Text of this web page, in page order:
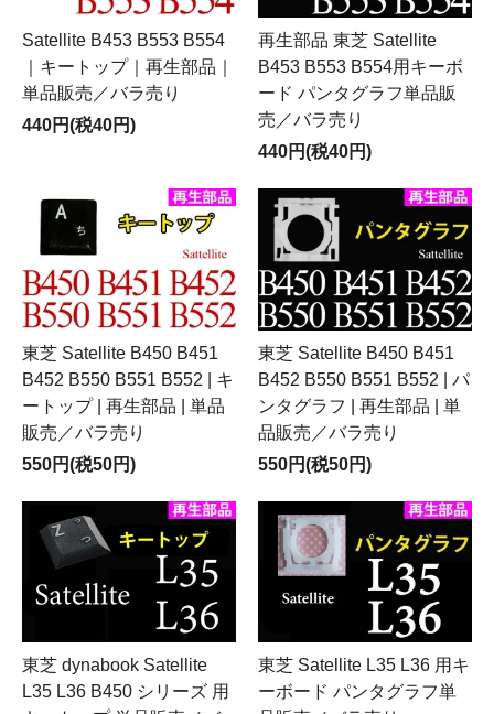
Satellite B453 B553 B554
｜キートップ｜再生部品｜
単品販売／バラ売り
440円(税40円)
再生部品 東芝 Satellite
B453 B553 B554用キーボ
ード パンタグラフ単品販
売／バラ売り
440円(税40円)
東芝 Satellite B450 B451
B452 B550 B551 B552 | キ
ートップ | 再生部品 | 単品
販売／バラ売り
550円(税50円)
東芝 Satellite B450 B451
B452 B550 B551 B552 | パ
ンタグラフ | 再生部品 | 単
品販売／バラ売り
550円(税50円)
東芝 dynabook Satellite
L35 L36 B450 シリーズ 用
東芝 Satellite L35 L36 用キ
ーボード パンタグラフ単